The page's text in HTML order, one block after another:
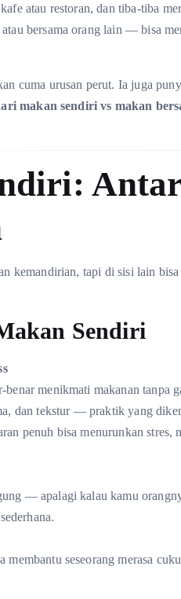
atau restoran, dan tiba-tiba
bersama orang lain — bisa
cuma urusan perut. Ia juga
makan sendiri vs makan
kemandirian, tapi di sisi lain
Sendiri
menikmati makanan tanpa
dan tekstur — praktik yang
penuh bisa menurunkan
— apalagi kalau kamu
sederhana.
seseorang merasa